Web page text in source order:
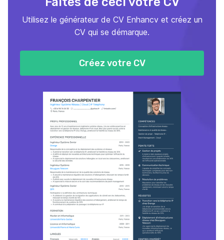
Utilisez le générateur de CV Enhancv et créez un
CV qui se démarque.
Créez votre CV